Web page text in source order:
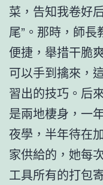
菜，告知我卷好
尾”。那時，師
便捷，舉措干脆
可以手到擒來，
習出的技巧。后
是兩地棲身，一
夜學，半年待在
家供給的，她每
工具所有的打包